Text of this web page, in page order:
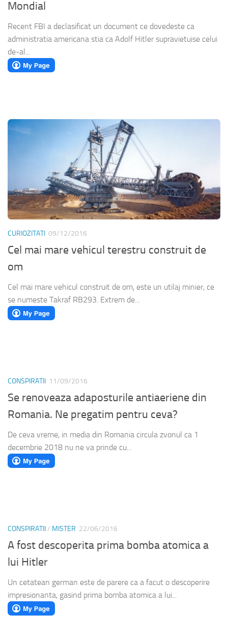
Mondial
Recent FBI a declasificat un document ce dovedeste ca
administratia americana stia ca Adolf Hitler supravietuise celui
de-al...
CURIOZITATI 09/12/2016
Cel mai mare vehicul terestru construit de
om
Cel mai mare vehicul construit de om, este un utilaj minier, ce
se numeste Takraf RB293. Extrem de...
CONSPIRATII 11/09/2016
Se renoveaza adaposturile antiaeriene din
Romania. Ne pregatim pentru ceva?
De ceva vreme, in media din Romania circula zvonul ca 1
decembrie 2018 nu ne va prinde cu...
CONSPIRATII/ MISTER 22/06/2016
A fost descoperita prima bomba atomica a
lui Hitler
Un cetatean german este de parere ca a facut o descoperire
impresionanta, gasind prima bomba atomica a lui...